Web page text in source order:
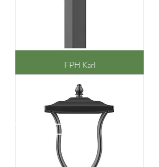
FPH Karl